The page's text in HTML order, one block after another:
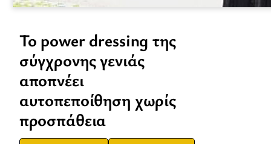
Το power dressing της
σύγχρονης γενιάς
αποπνέει
αυτοπεποίθηση χωρίς
προσπάθεια